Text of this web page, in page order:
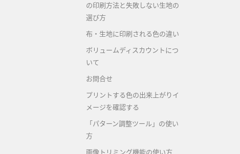
の印刷方法と失敗しない生地の
選び方
布・生地に印刷される色の違い
ボリュームディスカウントにつ
いて
お問合せ
プリントする色の出来上がりイ
メージを確認する
「パターン調整ツール」の使い
方
画像トリミング機能の使い方